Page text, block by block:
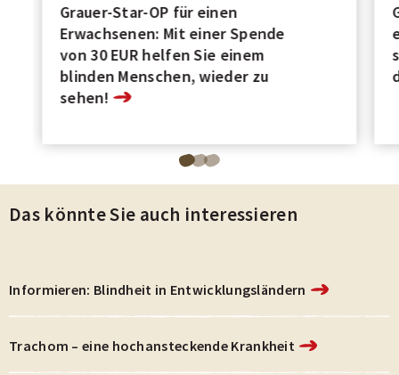
Grauer-Star-OP für einen
Erwachsenen: Mit einer Spende
von 30 EUR helfen Sie einem
blinden Menschen, wieder zu
sehen!
Blättere
Seite
3
Carousels.
Blättere
Seite
3
Carousels.
Blättere
Seite
3
Carousels.
Das könnte Sie auch interessieren
Informieren: Blindheit in Entwicklungsländern
Trachom – eine hochansteckende Krankheit